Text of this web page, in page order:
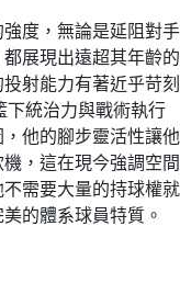
度，無論是延阻對手
展現出遠超其年齡的
射能力有著近乎苛刻
統治力與戰術執行
他的腳步靈活性讓他
，這在現今強調空間
需要大量的持球權就
的體系球員特質。